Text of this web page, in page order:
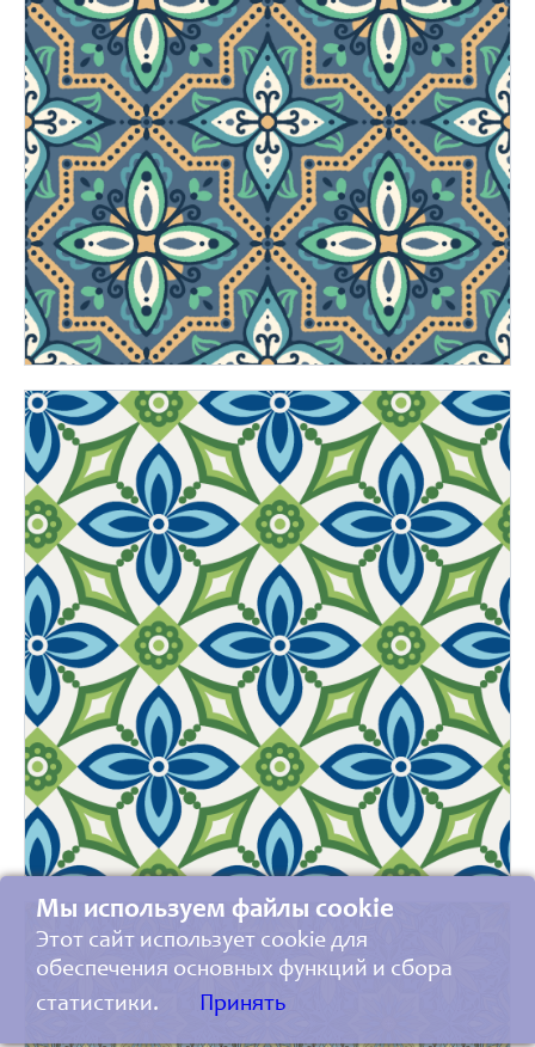
Мы используем файлы cookie
Этот сайт использует cookie для
обеспечения основных функций и сбора
статистики.
Принять